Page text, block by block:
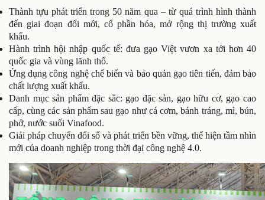
Thành tựu phát triển trong 50 năm qua – từ quá trình hình thành
đến giai đoạn đổi mới, cổ phần hóa, mở rộng thị trường xuất
khẩu.
Hành trình hội nhập quốc tế: đưa gạo Việt vươn xa tới hơn 40
quốc gia và vùng lãnh thổ.
Ứng dụng công nghệ chế biến và bảo quản gạo tiên tiến, đảm bảo
chất lượng xuất khẩu.
Danh mục sản phẩm đặc sắc: gạo đặc sản, gạo hữu cơ, gạo cao
cấp, cùng các sản phẩm sau gạo như cá cơm, bánh tráng, mì, bún,
phở, nước suối Vinafood.
Giải pháp chuyển đổi số và phát triển bền vững, thể hiện tầm nhìn
mới của doanh nghiệp trong thời đại công nghệ 4.0.